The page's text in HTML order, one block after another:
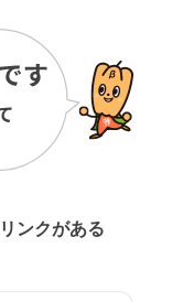
リンクがある